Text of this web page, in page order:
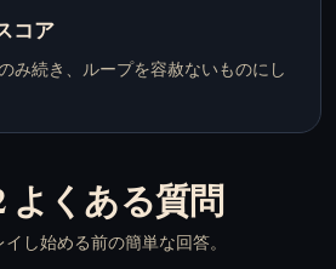
コア
み続き、ループを容赦ないものにし
よくある質問
イし始める前の簡単な回答。